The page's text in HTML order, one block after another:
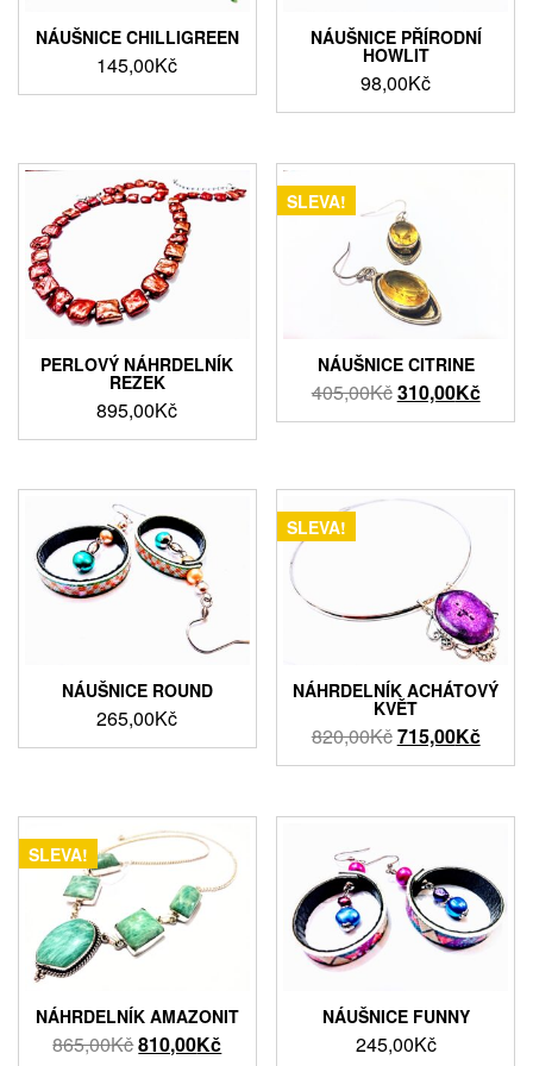
NÁUŠNICE CHILLIGREEN
145,00Kč
NÁUŠNICE PŘÍRODNÍ
HOWLIT
98,00Kč
PERLOVÝ NÁHRDELNÍK
REZEK
895,00Kč
SLEVA!
NÁUŠNICE CITRINE
405,00KčPůvodní
cena
310,00Kč
cena
NÁUŠNICE ROUND
265,00Kč
SLEVA!
NÁHRDELNÍK ACHÁTOVÝ
KVĚT
820,00KčPůvodní
cena
820,00Kč.
715,00Kč
cena
SLEVA!
NÁHRDELNÍK AMAZONIT
865,00KčPůvodní
810,00KčAktuální
NÁUŠNICE FUNNY
245,00Kč